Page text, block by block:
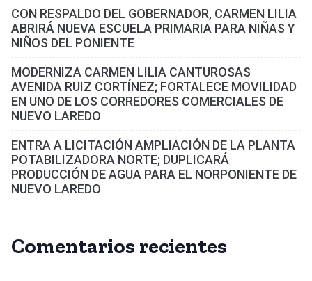
CON RESPALDO DEL GOBERNADOR, CARMEN LILIA
ABRIRÁ NUEVA ESCUELA PRIMARIA PARA NIÑAS Y
NIÑOS DEL PONIENTE
MODERNIZA CARMEN LILIA CANTUROSAS
AVENIDA RUIZ CORTÍNEZ; FORTALECE MOVILIDAD
EN UNO DE LOS CORREDORES COMERCIALES DE
NUEVO LAREDO
ENTRA A LICITACIÓN AMPLIACIÓN DE LA PLANTA
POTABILIZADORA NORTE; DUPLICARÁ
PRODUCCIÓN DE AGUA PARA EL NORPONIENTE DE
NUEVO LAREDO
Comentarios recientes